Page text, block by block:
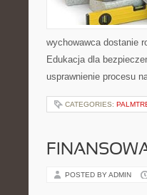
wychowawca dostanie
Edukacja dla
usprawnienie procesu
CATEGORIES:
POSTED BY ADMIN